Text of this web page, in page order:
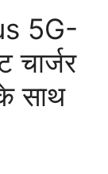
5G-
चार्जर
साथ